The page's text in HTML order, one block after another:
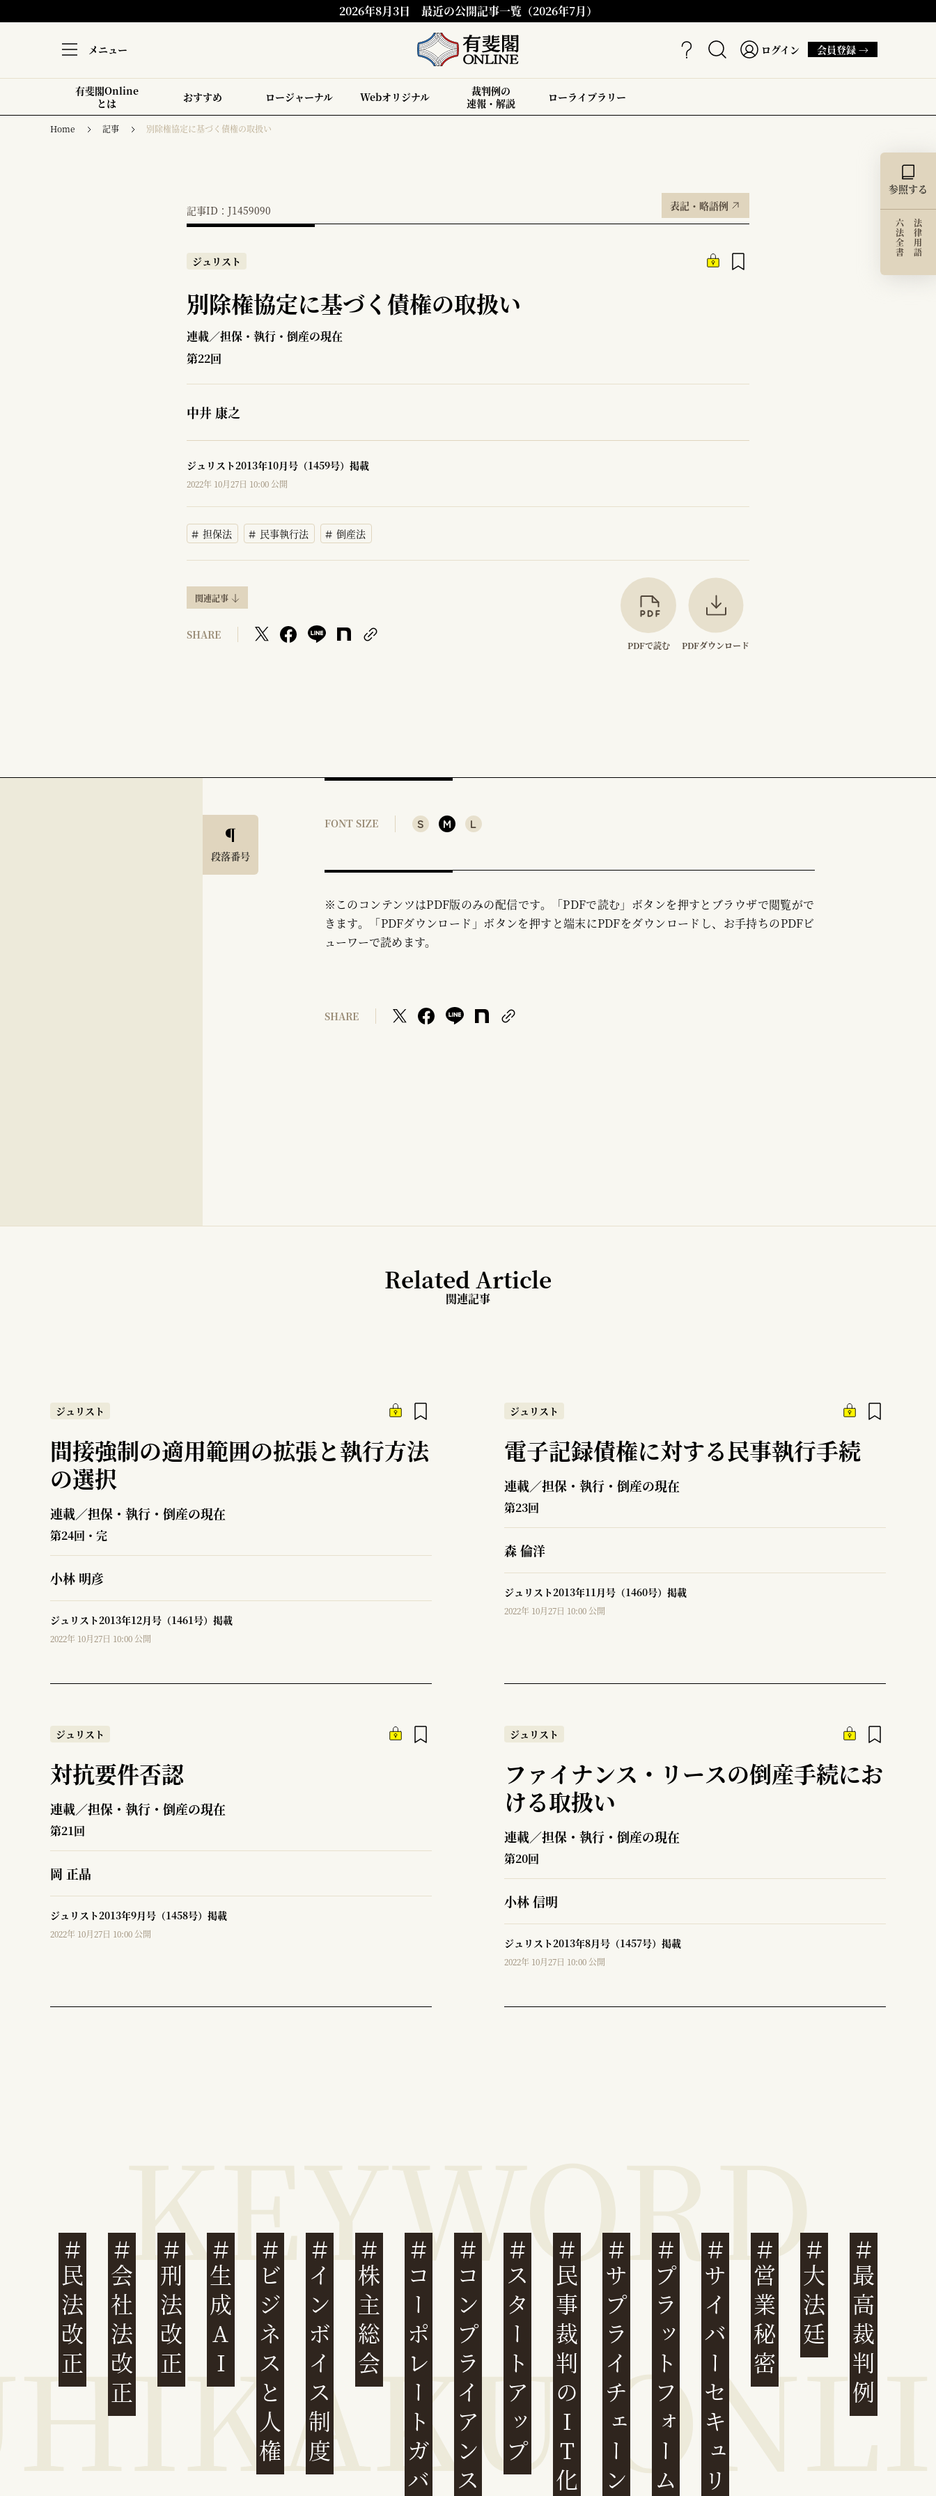
2026年8月3日 最近の公開記事一覧（2026年7月）
メニュー ログイン 会員登録 →
有斐閣Online
とは
おすすめ ロージャーナル Webオリジナル
裁判例の
速報・解説
ローライブラリー
Home 記事 別除権協定に基づく債権の取扱い
記事ID：J1459090 表記・略語例
ジュリスト
別除権協定に基づく債権の取扱い
連載／担保・執行・倒産の現在
第22回
中井 康之
ジュリスト2013年10月号（1459号）掲載
2022年 10月27日 10:00 公開
担保法 民事執行法 倒産法
関連記事
SHARE
PDFで読む PDFダウンロード
参照する
法律用語
六法全書
段落番号
FONT SIZE S M L
※このコンテンツはPDF版のみの配信です。「PDFで読む」ボタンを押すとブラウザで閲覧がで
きます。「PDFダウンロード」ボタンを押すと端末にPDFをダウンロードし、お手持ちのPDFビ
ューワーで読めます。
SHARE
Related Article
関連記事
ジュリスト
間接強制の適用範囲の拡張と執行方法
の選択
連載／担保・執行・倒産の現在
第24回・完
小林 明彦
ジュリスト2013年12月号（1461号）掲載
2022年 10月27日 10:00 公開
ジュリスト
電子記録債権に対する民事執行手続
連載／担保・執行・倒産の現在
第23回
森 倫洋
ジュリスト2013年11月号（1460号）掲載
2022年 10月27日 10:00 公開
ジュリスト
対抗要件否認
連載／担保・執行・倒産の現在
第21回
岡 正晶
ジュリスト2013年9月号（1458号）掲載
2022年 10月27日 10:00 公開
ジュリスト
ファイナンス・リースの倒産手続にお
ける取扱い
連載／担保・執行・倒産の現在
第20回
小林 信明
ジュリスト2013年8月号（1457号）掲載
2022年 10月27日 10:00 公開
民法改正 会社法改正 刑法改正 生成AI ビジネスと人権インボイス制度 株主総会 コーポレートガバナンスコンプライアンススタートアップ民事裁判のIT化サプライチェーンプラットフォームサイバーセキュリティ 営業秘密 大法廷 最高裁判例